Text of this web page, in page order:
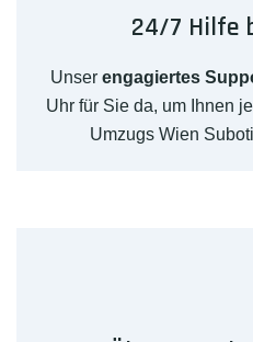
24/7 Hilfe
Unser engagiertes
Uhr für Sie da, um Ihnen
Umzugs Wien